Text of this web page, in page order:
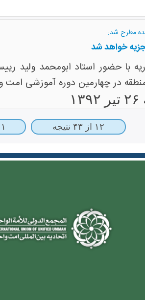
مطرح شد:
خواهد شد
حضور استاد ابومحمد ولید
در چهارمین دوره آموزشی امت
۱۲ از ۴۳ نتیجه ۱ از ۴ صفحه